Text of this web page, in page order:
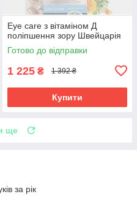
Еye care з вітаміном Д
поліпшення зору Швейцарія
Готово до відправки
1 225 ₴ 1 392 ₴
Купити
ще
за рік